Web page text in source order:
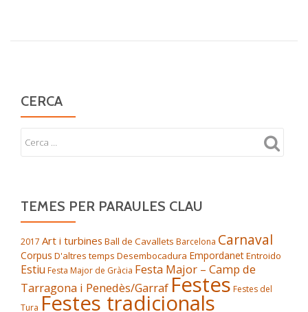
CERCA
TEMES PER PARAULES CLAU
2017 Art i turbines Ball de Cavallets Barcelona Carnaval
Corpus D'altres temps Desembocadura EmpordanetEntroido
Estiu Festa Major de Gràcia Festa Major – Camp de
Tarragona i Penedès/Garraf Festes Festes del
Tura Festes tradicionals